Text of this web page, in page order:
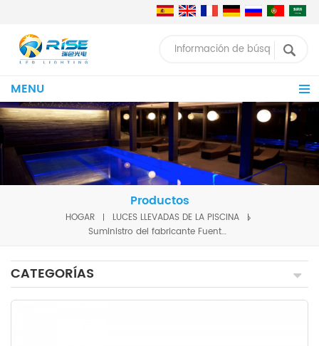
MENU
Productos
HOGAR
LUCES LLEVADAS DE LA PISCINA
Suministro del fabricante Fuente subacuática lineal LED para exteriores; Luces LED Bañador de pared IP68 para luces de fuente
CATEGORÍAS